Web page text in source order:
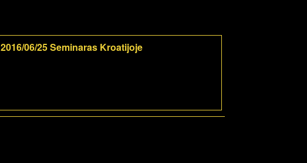
2016/06/25 Seminaras Kroatijoje